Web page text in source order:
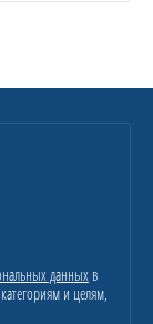
данных в
и целям,